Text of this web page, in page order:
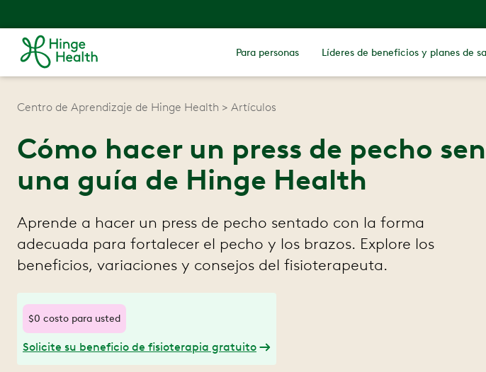
Para personas Líderes de beneficios y planes de
Centro de Aprendizaje de Hinge Health Artículos
Cómo hacer un press de pecho
una guía de Hinge Health
Aprende a hacer un press de pecho sentado con la forma
adecuada para fortalecer el pecho y los brazos. Explore los
beneficios, variaciones y consejos del fisioterapeuta.
$0 costo para usted
Solicite su beneficio de fisioterapia gratuito